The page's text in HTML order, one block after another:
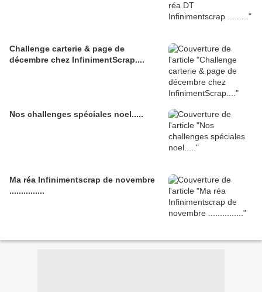
Challenge carterie & page de
décembre chez InfinimentScrap....
Nos challenges spéciales noel.....
Ma réa Infinimentscrap de novembre
...............